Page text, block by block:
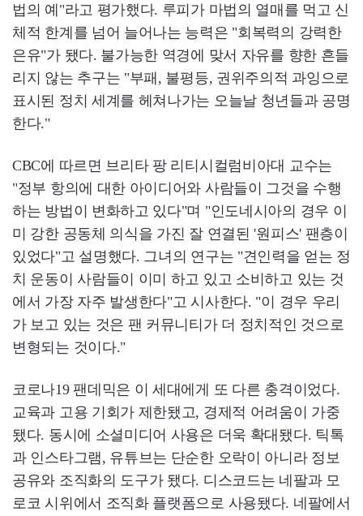
법의 예"라고 평가했다. 루피가 마법의 열매를 먹고 신
체적 한계를 넘어 늘어나는 능력은 "회복력의 강력한
은유"가 됐다. 불가능한 역경에 맞서 자유를 향한 흔들
리지 않는 추구는 "부패, 불평등, 권위주의적 과잉으로
표시된 정치 세계를 헤쳐나가는 오늘날 청년들과 공명
한다."
CBC에 따르면 브리타 팡 리티시컬럼비아대 교수는
"정부 항의에 대한 아이디어와 사람들이 그것을 수행
하는 방법이 변화하고 있다"며 "인도네시아의 경우 이
미 강한 공동체 의식을 가진 잘 연결된 '원피스' 팬층이
있었다"고 설명했다. 그녀의 연구는 "견인력을 얻는 정
치 운동이 사람들이 이미 하고 있고 소비하고 있는 것
에서 가장 자주 발생한다"고 시사한다. "이 경우 우리
가 보고 있는 것은 팬 커뮤니티가 더 정치적인 것으로
변형되는 것이다."
코로나19 팬데믹은 이 세대에게 또 다른 충격이었다.
교육과 고용 기회가 제한됐고, 경제적 어려움이 가중
됐다. 동시에 소셜미디어 사용은 더욱 확대됐다. 틱톡
과 인스타그램, 유튜브는 단순한 오락이 아니라 정보
공유와 조직화의 도구가 됐다. 디스코드는 네팔과 모
로코 시위에서 조직화 플랫폼으로 사용됐다. 네팔에서